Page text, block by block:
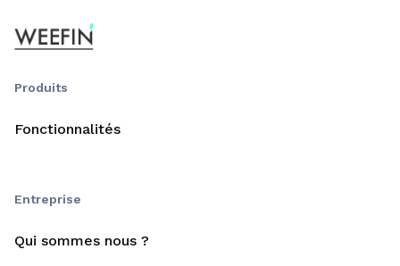
Produits
Fonctionnalités
Entreprise
Qui sommes nous ?